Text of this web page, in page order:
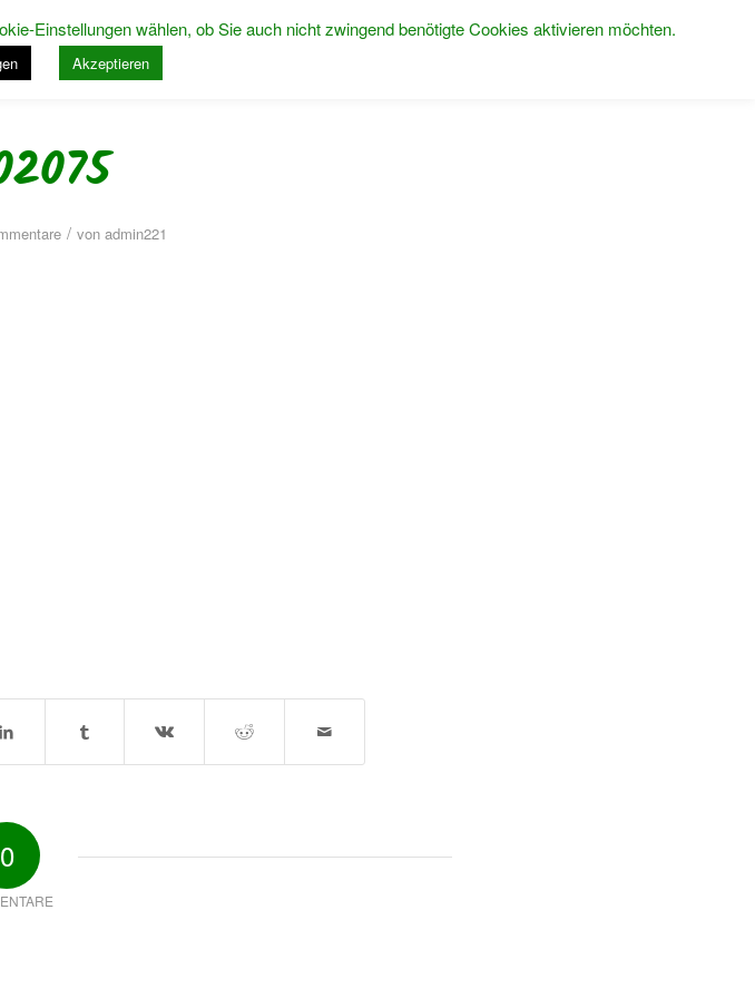
STARTSEITE
/ von admin221
0
Einstellungen wählen, ob Sie auch nicht zwingend benötigte Cookies aktivieren möchten.
Akzeptieren